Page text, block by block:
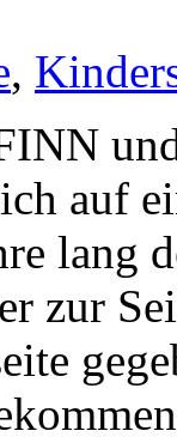
,
auf
lang
zur